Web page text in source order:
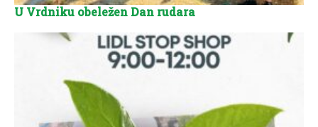
U Vrdniku obeležen Dan rudara